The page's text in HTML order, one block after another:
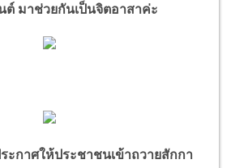
มาช่วยกันเป็นจิตอาสาค่ะ
ะกาศให้ประชาชนเข้าถวายสักกา